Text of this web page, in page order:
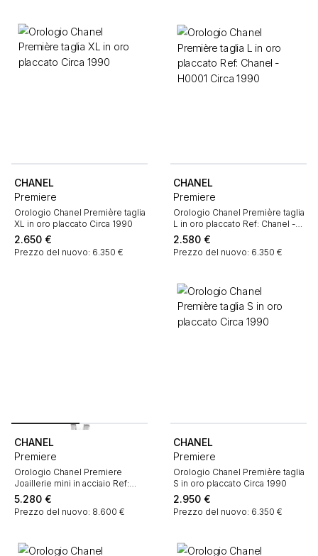
CHANEL
Premiere
Orologio Chanel Première taglia
XL in oro placcato Circa 1990
2.650 €
Prezzo del nuovo: 6.350 €
CHANEL
Premiere
Orologio Chanel Première taglia
L in oro placcato Ref: Chanel -
H0001 Circa 1990
2.580 €
Prezzo del nuovo: 6.350 €
CHANEL
Premiere
Orologio Chanel Premiere
Joaillerie mini in acciaio Ref:
Chanel - H2132 Circa 2000
5.280 €
Prezzo del nuovo: 8.600 €
CHANEL
Premiere
Orologio Chanel Première taglia
S in oro placcato Circa 1990
2.950 €
Prezzo del nuovo: 6.350 €